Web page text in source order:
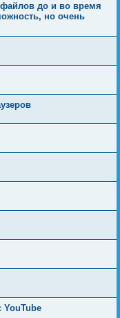
файлов до и во время
но очень
YouTube